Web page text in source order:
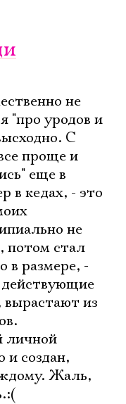
не
"про уродов и
С
проще и
еще в
в кедах, - это
не
потом стал
в размере, -
действующие
из
личной
и создан,
Жаль,